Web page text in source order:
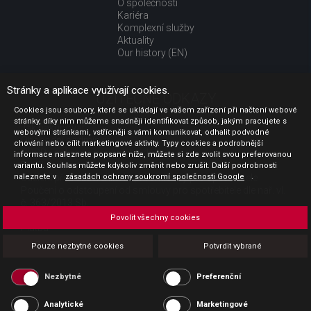
O společnosti
Kariéra
Komplexní služby
Aktuality
Our history (EN)
UŽITEČNÉ ODKAZY
Jak nakupovat
Obchodní podmínky
GDPR - ochrana osobních údajů
Profil zadavatele
Sdělení před uzavřením kupní smlouvy pro spotřebitele
Platba
Povinná publicita
Stránky a aplikace využívají cookies.
Cookies jsou soubory, které se ukládají ve vašem zařízení při načtení webové
stránky, díky nim můžeme snadněji identifikovat způsob, jakým pracujete s
webovými stránkami, vstřícněji s vámi komunikovat, odhalit podvodné
chování nebo cílit marketingové aktivity. Typy cookies a podrobnější
informace naleznete popsané níže, můžete si zde zvolit svou preferovanou
variantu. Souhlas můžete kdykoliv změnit nebo zrušit. Další podrobnosti
naleznete v
zásadách ochrany soukromí společnosti Google .
Pouze nezbytné cookies Potvrdit vybrané
Povolit všechny cookies
Nezbytné Preferenční
Analytické Marketingové